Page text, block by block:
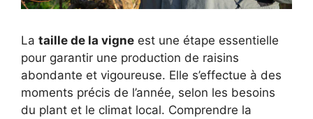
La taille de la vigne est une étape essentielle
pour garantir une production de raisins
abondante et vigoureuse. Elle s’effectue à des
moments précis de l’année, selon les besoins
du plant et le climat local. Comprendre la